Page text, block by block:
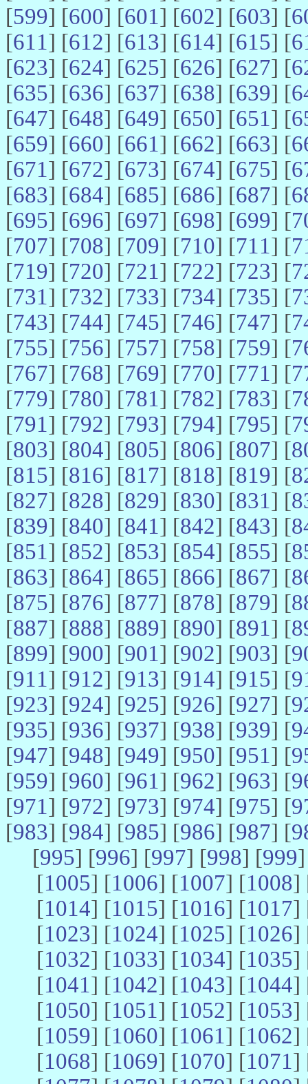
[599] [600] [601] [602] [603] [
[611] [612] [613] [614] [615] [
[623] [624] [625] [626] [627] [
[635] [636] [637] [638] [639] [
[647] [648] [649] [650] [651] [
[659] [660] [661] [662] [663] [
[671] [672] [673] [674] [675] [
[683] [684] [685] [686] [687] [
[695] [696] [697] [698] [699] [
[707] [708] [709] [710] [711] [
[719] [720] [721] [722] [723] [
[731] [732] [733] [734] [735] [
[743] [744] [745] [746] [747] [
[755] [756] [757] [758] [759] [
[767] [768] [769] [770] [771] [
[779] [780] [781] [782] [783] [
[791] [792] [793] [794] [795] [
[803] [804] [805] [806] [807] [
[815] [816] [817] [818] [819] [
[827] [828] [829] [830] [831] [
[839] [840] [841] [842] [843] [
[851] [852] [853] [854] [855] [
[863] [864] [865] [866] [867] [
[875] [876] [877] [878] [879] [
[887] [888] [889] [890] [891] [
[899] [900] [901] [902] [903] [
[911] [912] [913] [914] [915] [
[923] [924] [925] [926] [927] [
[935] [936] [937] [938] [939] [
[947] [948] [949] [950] [951] [
[959] [960] [961] [962] [963] [
[971] [972] [973] [974] [975] [
[983] [984] [985] [986] [987] [
[995] [996] [997] [998] [999
[1005] [1006] [1007] [1008]
[1014] [1015] [1016] [1017]
[1023] [1024] [1025] [1026]
[1032] [1033] [1034] [1035]
[1041] [1042] [1043] [1044]
[1050] [1051] [1052] [1053]
[1059] [1060] [1061] [1062]
[1068] [1069] [1070] [1071]